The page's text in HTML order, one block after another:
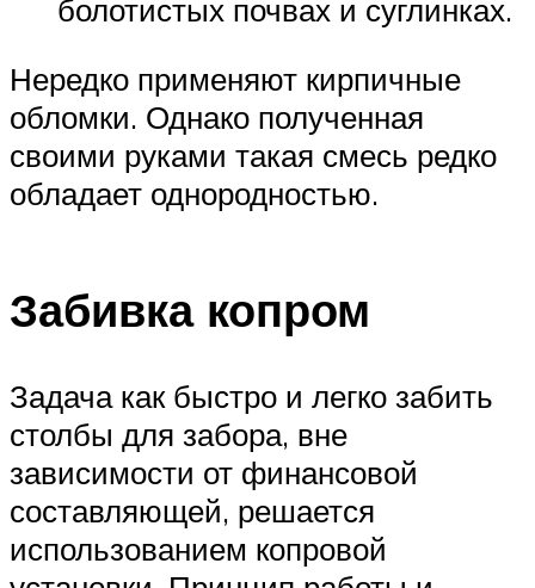
болотистых почвах и суглинках.
Нередко применяют кирпичные
обломки. Однако полученная
своими руками такая смесь редко
обладает однородностью.
Забивка копром
Задача как быстро и легко забить
столбы для забора, вне
зависимости от финансовой
составляющей, решается
использованием копровой